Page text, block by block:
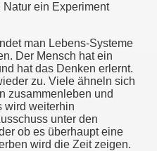
ein Experiment
man Lebens-Systeme
Der Mensch hat ein
hat das Denken erlernt.
zu. Viele ähneln sich
zusammenleben und
wird weiterhin
unter den
ob es überhaupt eine
wird die Zeit zeigen.